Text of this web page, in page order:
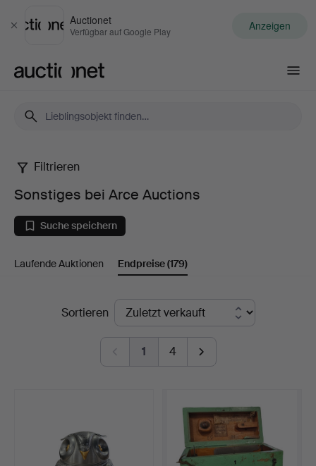
Schließen
Auctionet
Verfügbar auf Google Play Anzeigen
Sonstiges
bei
Arce
Auctions
Filtrieren
Sonstiges bei Arce Auctions
Suche speichern
Laufende Auktionen Endpreise(179)
EndpreiseSortieren
1 4